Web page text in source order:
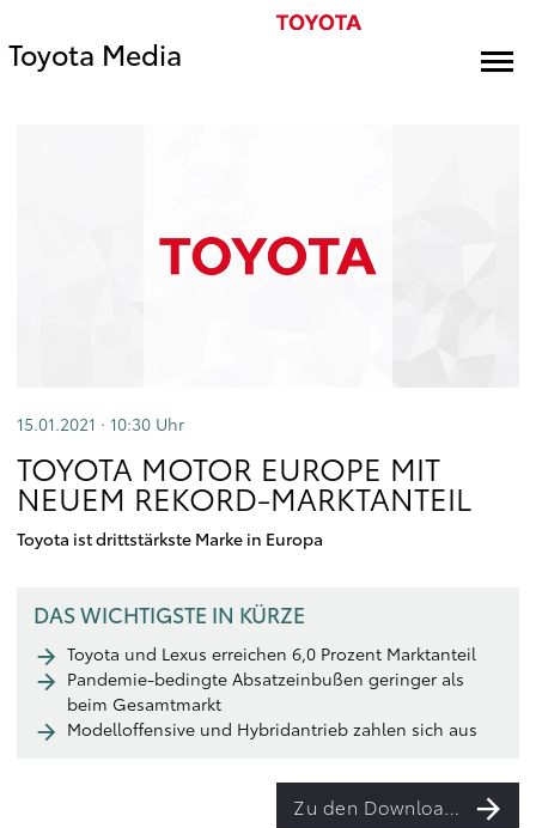
Toyota Media
15.01.2021 · 10:30 Uhr
TOYOTA MOTOR EUROPE MIT
NEUEM REKORD-MARKTANTEIL
Toyota ist drittstärkste Marke in Europa
DAS WICHTIGSTE IN KÜRZE
Toyota und Lexus erreichen 6,0 Prozent Marktanteil
Pandemie-bedingte Absatzeinbußen geringer als
beim Gesamtmarkt
Modelloffensive und Hybridantrieb zahlen sich aus
Zu den Downloads